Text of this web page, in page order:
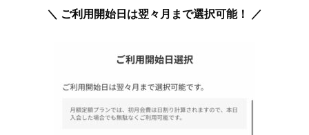
＼ ご利用開始日は翌々月まで選択可能！ ／